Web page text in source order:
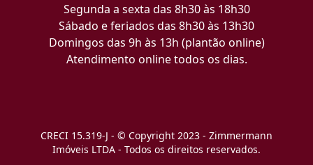
Segunda a sexta das 8h30 às 18h30
Sábado e feriados das 8h30 às 13h30
Domingos das 9h às 13h (plantão online)
Atendimento online todos os dias.
CRECI 15.319-J - © Copyright 2023 - Zimmermann
Imóveis LTDA - Todos os direitos reservados.